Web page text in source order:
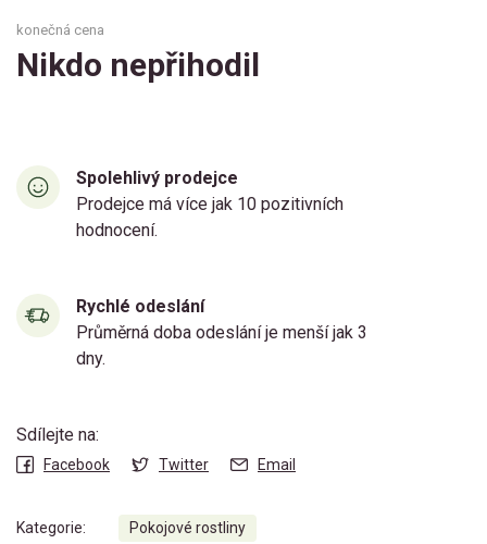
konečná cena
Nikdo nepřihodil
Spolehlivý prodejce
Prodejce má více jak 10 pozitivních
hodnocení.
Rychlé odeslání
Průměrná doba odeslání je menší jak 3
dny.
Sdílejte na:
Facebook Twitter Email
Kategorie: Pokojové rostliny